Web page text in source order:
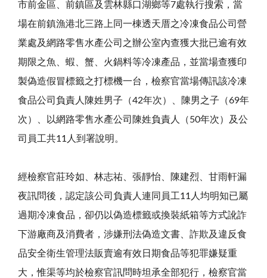
市前金區、前鎮區及雲林縣口湖鄉等7處執行搜索，當
場在前鎮漁港北三路上同一棟透天厝之冷凍食品公司營
業處及網路零售水產公司之辦公室內查獲大批已逾有效
期限之魚、蝦、蟹、火鍋料等冷凍產品，並當場查獲印
製偽造假冒標籤之打標機一台，檢察官當場傳訊該冷凍
食品公司負責人陳姓男子（42年次）、陳男之子（69年
次）、以網路零售水產公司陳姓負責人（50年次）及公
司員工共11人到署說明。
經檢察官莊玲如、林志祐、張靜怡、陳建烈、甘雨軒漏
夜訊問後，認定該公司負責人連同員工11人均明知已屬
過期冷凍食品，卻仍以偽造標籤或換裝紙箱等方式訛詐
下游廠商及消費者，涉嫌刑法偽造文書、詐欺及違反食
品安全衛生管理法販賣逾有效日期食品等犯罪嫌疑重
大，惟渠等均於檢察官訊問時坦承全部犯行，檢察官當